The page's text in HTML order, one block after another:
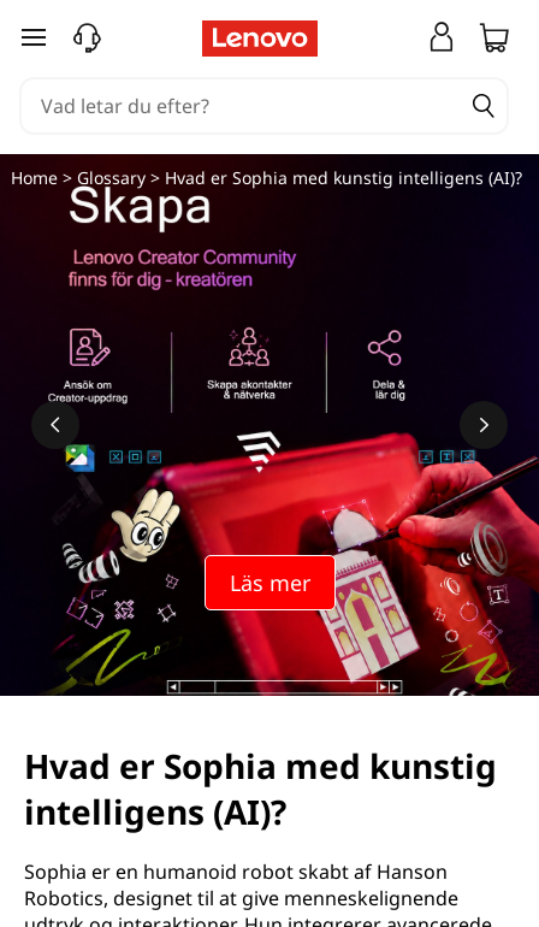
hoppa vidare till huvudinnehållet
Läs mer
Home> Glossary> Hvad er Sophia med kunstig intelligens (AI)?
Hvad er Sophia med kunstig
intelligens (AI)?
Sophia er en humanoid robot skabt af Hanson
Robotics, designet til at give menneskelignende